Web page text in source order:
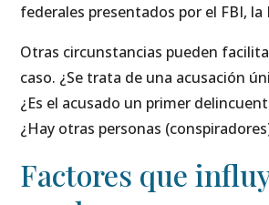
federales presentados por el FBI, la
Otras circunstancias pueden
caso. ¿Se trata de una acusación
¿Es el acusado un primer
¿Hay otras personas
Factores que